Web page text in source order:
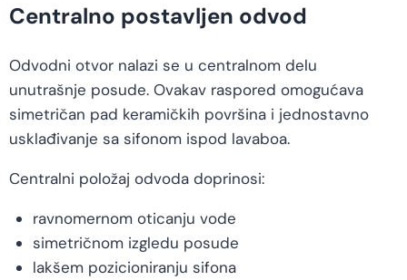
Centralno postavljen odvod
Odvodni otvor nalazi se u centralnom delu
unutrašnje posude. Ovakav raspored omogućava
simetričan pad keramičkih površina i jednostavno
usklađivanje sa sifonom ispod lavaboa.
Centralni položaj odvoda doprinosi:
ravnomernom oticanju vode
simetričnom izgledu posude
lakšem pozicioniranju sifona